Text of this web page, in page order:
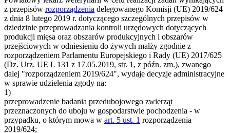
z przepisów rozporządzenia delegowanego Komisji (UE) 2019/624
z dnia 8 lutego 2019 r. dotyczącego szczególnych przepisów w
dziedzinie przeprowadzania kontroli urzędowych dotyczących
produkcji mięsa oraz obszarów produkcyjnych i obszarów
przejściowych w odniesieniu do żywych małży zgodnie z
rozporządzeniem Parlamentu Europejskiego i Rady (UE) 2017/625
(Dz. Urz. UE L 131 z 17.05.2019, str. 1, z późn. zm.), zwanego
dalej "rozporządzeniem 2019/624", wydaje decyzje administracyjne
w sprawie udzielenia zgody na:
1)
przeprowadzenie badania przedubojowego zwierząt
przeznaczonych do uboju w gospodarstwie pochodzenia - w
przypadku, o którym mowa w art. 5 ust. 1 rozporządzenia
2019/624;